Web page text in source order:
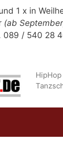
1 x in
(ab
089 / 540 28